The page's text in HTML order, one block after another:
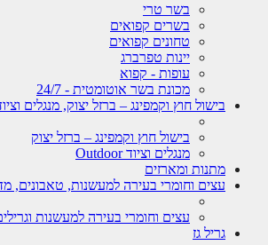
בשר טרי
בשרים קפואים
טחונים קפואים
יינות טפרברג
עופות - קפוא
מכונת בשר אוטומטית - 24/7
בישול חוץ וקמפינג – ברזל יצוק, מנגלים וציוד Outdoor
בישול חוץ וקמפינג – ברזל יצוק
מנגלים וציוד Outdoor
מתנות ומארזים
עצים וחומרי בעירה למעשנות, טאבונים,
עצים וחומרי בעירה למעשנות וגרילים
גריל גז